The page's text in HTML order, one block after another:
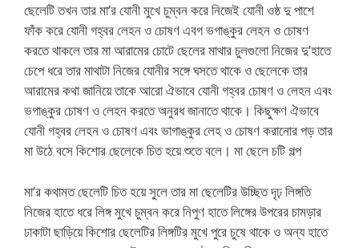
ছেলেটি তখন তার মা’র যোনী মুখে চুম্বন করে নিজেই যোনী ওষ্ঠ দু পাশে
ফাঁক করে যোনী গহ্বর লেহন ও চোষণ এবগ ভগাঙ্কুর লেহন ও চোষণ
করতে থাকলে তার মা আরামের চোটে ছেলের মাথার চুলগুলো নিজের দু’হাতে
চেপে ধরে তার মাথাটা নিজের যোনীর সঙ্গে ঘসতে থাকে ও ছেলেকে তার
আরামের কথা জানিয়ে তাকে আরো ঐভাবে যোনী গহ্বর চোষণ ও লেহন এবং
ভগাঙ্কুর চোষণ ও লেহন করতে অনুরধ জানাতে থাকে। কিছুক্ষণ ঐভাবে
যোনী গহ্বর লেহন ও চোষণ এবং ভাগাঙ্কুর লেহ ও চোষণ করানোর পড় তার
মা উঠে বসে কিশোর ছেলেকে চিত হয়ে শুতে বলে। মা ছেলে চটি গল্প
মা’র কথামত ছেলেটি চিত হয়ে সুলে তার মা ছেলেটির উচ্ছিত দৃঢ় লিঙ্গতি
নিজের হাতে ধরে লিঙ্গ মুখে চুম্বন করে নিপুণ হাতে লিঙ্গের উপরের চামড়ার
ঢাকাটা ছাড়িয়ে কিশোর ছেলেটির লিঙ্গটির মুখে পুরে চুষে থাকে ও অন্য হাতে